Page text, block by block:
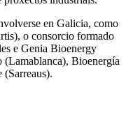
en Galicia, como
o consorcio formado
e Genia Bioenergy
Bioenergía